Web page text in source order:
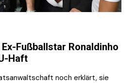
Fußballstar Ronaldinho
Haft
noch erklärt, sie